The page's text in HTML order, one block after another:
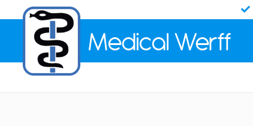
MedicalWerff